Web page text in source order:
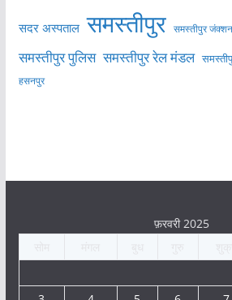
सदर अस्पताल समस्तीपुर समस्तीपुर जंक्शन
समस्तीपुर पुलिस समस्तीपुर रेल मंडल
हसनपुर
फ़रवरी 2025